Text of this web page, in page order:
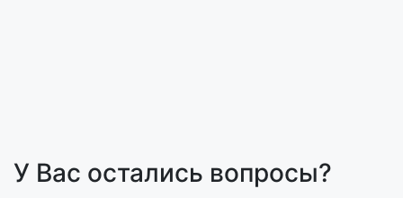
У Вас остались вопросы?